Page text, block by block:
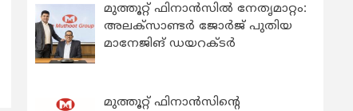
മുത്തൂറ്റ് ഫിനാൻസിൽ നേതൃമാറ്റം:
അലക്സാണ്ടർ ജോർജ് പുതിയ
മാനേജിങ് ഡയറക്ടർ
മുത്തൂറ്റ് ഫിനാൻസിന്റെ